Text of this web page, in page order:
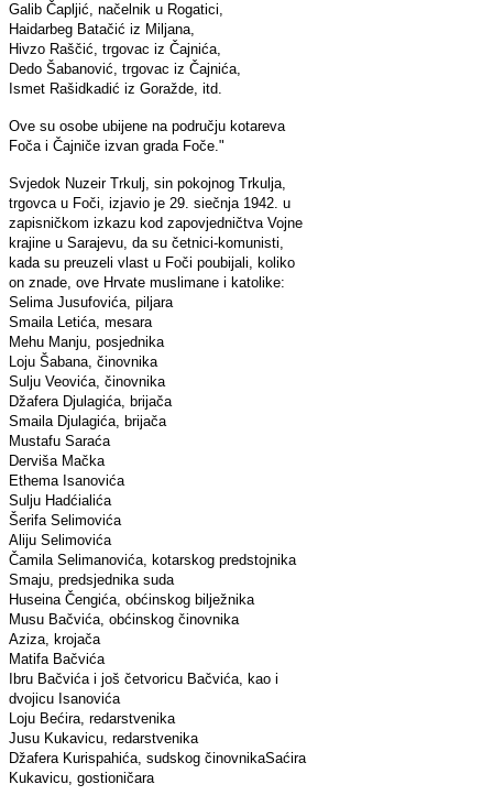
Galib Čapljić, načelnik u Rogatici,
Haidarbeg Batačić iz Miljana,
Hivzo Raščić, trgovac iz Čajnića,
Dedo Šabanović, trgovac iz Čajnića,
Ismet Rašidkadić iz Goražde, itd.
Ove su osobe ubijene na području kotareva
Foča i Čajniče izvan grada Foče."
Svjedok Nuzeir Trkulj, sin pokojnog Trkulja,
trgovca u Foči, izjavio je 29. siečnja 1942. u
zapisničkom izkazu kod zapovjedničtva Vojne
krajine u Sarajevu, da su četnici-komunisti,
kada su preuzeli vlast u Foči poubijali, koliko
on znade, ove Hrvate muslimane i katolike:
Selima Jusufovića, piljara
Smaila Letića, mesara
Mehu Manju, posjednika
Loju Šabana, činovnika
Sulju Veovića, činovnika
Džafera Djulagića, brijača
Smaila Djulagića, brijača
Mustafu Saraća
Derviša Mačka
Ethema Isanovića
Sulju Hadćialića
Šerifa Selimovića
Aliju Selimovića
Čamila Selimanovića, kotarskog predstojnika
Smaju, predsjednika suda
Huseina Čengića, obćinskog bilježnika
Musu Bačvića, obćinskog činovnika
Aziza, krojača
Matifa Bačvića
Ibru Bačvića i još četvoricu Bačvića, kao i
dvojicu Isanovića
Loju Bećira, redarstvenika
Jusu Kukavicu, redarstvenika
Džafera Kurispahića, sudskog činovnikaSaćira
Kukavicu, gostioničara